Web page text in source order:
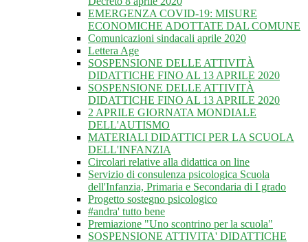
EMERGENZA COVID-19: MISURE
ECONOMICHE ADOTTATE DAL COMUNE
Comunicazioni sindacali aprile 2020
Lettera Age
SOSPENSIONE DELLE ATTIVITÀ
DIDATTICHE FINO AL 13 APRILE 2020
SOSPENSIONE DELLE ATTIVITÀ
DIDATTICHE FINO AL 13 APRILE 2020
2 APRILE GIORNATA MONDIALE
DELL'AUTISMO
MATERIALI DIDATTICI PER LA SCUOLA
DELL'INFANZIA
Circolari relative alla didattica on line
Servizio di consulenza psicologica Scuola
dell'Infanzia, Primaria e Secondaria di I grado
Progetto sostegno psicologico
#andra' tutto bene
Premiazione "Uno scontrino per la scuola"
SOSPENSIONE ATTIVITA' DIDATTICHE